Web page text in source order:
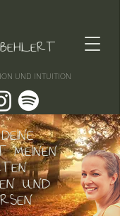
UND INTUITION
MEINEN
UND